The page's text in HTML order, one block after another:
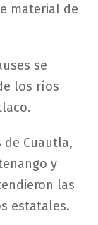
material de
se
los ríos
de Cuautla,
y
las
estatales.